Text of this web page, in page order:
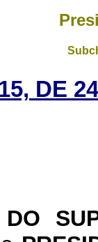
DE
DO